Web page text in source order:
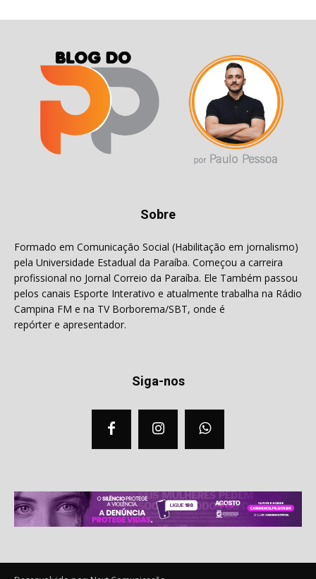
Sobre
Formado em Comunicação Social (Habilitação em jornalismo)
pela Universidade Estadual da Paraíba. Começou a carreira
profissional no Jornal Correio da Paraíba. Ele Também passou
pelos canais Esporte Interativo e atualmente trabalha na Rádio
Campina FM e na TV Borborema/SBT, onde é
repórter e apresentador.
Siga-nos